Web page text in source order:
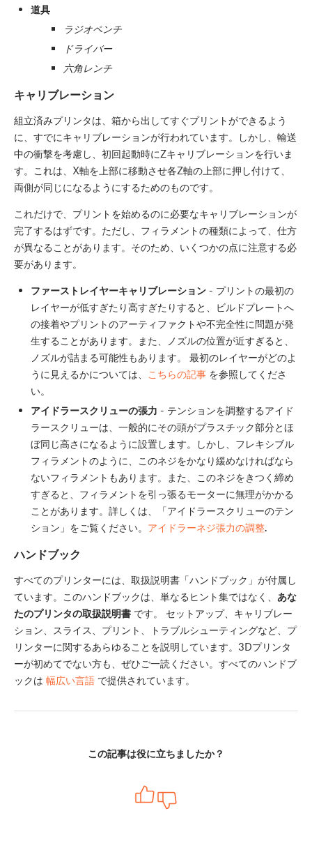
道具
ラジオペンチ
ドライバー
六角レンチ
キャリブレーション
組立済みプリンタは、箱から出してすぐプリントができるよう
に、すでにキャリブレーションが行われています。しかし、輸送
中の衝撃を考慮し、初回起動時にZキャリブレーションを行いま
す。これは、X軸を上部に移動させ各Z軸の上部に押し付けて、
両側が同じになるようにするためのものです。
これだけで、プリントを始めるのに必要なキャリブレーションが
完了するはずです。ただし、フィラメントの種類によって、仕方
が異なることがあります。そのため、いくつかの点に注意する必
要があります。
ファーストレイヤーキャリブレーション- プリントの最初の
レイヤーが低すぎたり高すぎたりすると、ビルドプレートへ
の接着やプリントのアーティファクトや不完全性に問題が発
生することがあります。また、ノズルの位置が近すぎると、
ノズルが詰まる可能性もあります。 最初のレイヤーがどのよ
うに見えるかについては、
こちらの記事を参照してくださ
い。
アイドラースクリューの張力 - テンションを調整するアイド
ラースクリューは、一般的にその頭がプラスチック部分とほ
ぼ同じ高さになるように設置します。しかし、フレキシブル
フィラメントのように、このネジをかなり緩めなければなら
ないフィラメントもあります。また、このネジをきつく締め
すぎると、フィラメントを引っ張るモーターに無理がかかる
ことがあります。詳しくは、「アイドラースクリューのテン
ション」をご覧ください。 アイドラーネジ張力の調整.
ハンドブック
すべてのプリンターには、取扱説明書「ハンドブック」が付属し
ています。このハンドブックは、単なるヒント集ではなく、 あな
たのプリンタの取扱説明書 です。 セットアップ、キャリブレー
ション、スライス、プリント、トラブルシューティングなど、プ
リンターに関するあらゆることを説明しています。3Dプリンタ
ーが初めてでない方も、ぜひご一読ください。すべてのハンドブ
ックは 幅広い言語 で提供されています。
この記事は役に立ちましたか？